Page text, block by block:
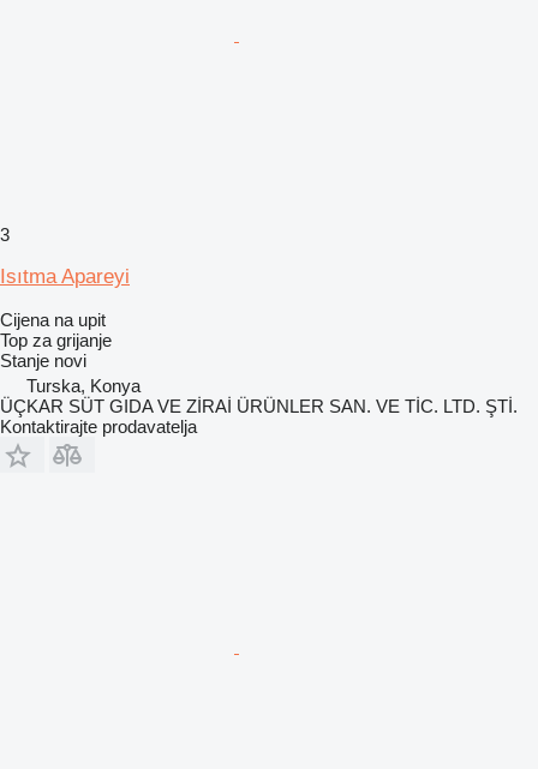
3
Isıtma Apareyi
Cijena na upit
Top za grijanje
Stanje novi
Turska, Konya
ÜÇKAR SÜT GIDA VE ZİRAİ ÜRÜNLER SAN. VE TİC. LTD. ŞTİ.
Kontaktirajte prodavatelja